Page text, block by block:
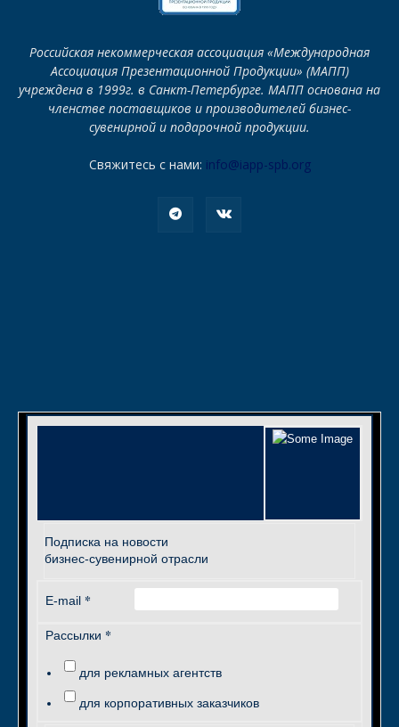
Российская некоммерческая ассоциация «Международная
Ассоциация Презентационной Продукции» (МАПП)
учреждена в 1999г. в Санкт-Петербурге. МАПП основана на
членстве поставщиков и производителей бизнес-
сувенирной и подарочной продукции.
Свяжитесь с нами: info@iapp-spb.org
Подписка на новости
бизнес-сувенирной отрасли
E-mail *
Рассылки *
для рекламных агентств
для корпоративных заказчиков